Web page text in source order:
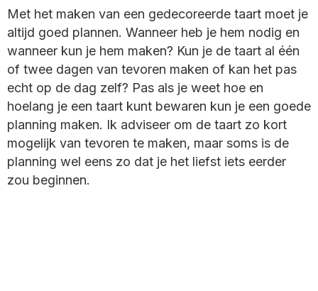
Met het maken van een gedecoreerde taart moet je
altijd goed plannen. Wanneer heb je hem nodig en
wanneer kun je hem maken? Kun je de taart al één
of twee dagen van tevoren maken of kan het pas
echt op de dag zelf? Pas als je weet hoe en
hoelang je een taart kunt bewaren kun je een goede
planning maken. Ik adviseer om de taart zo kort
mogelijk van tevoren te maken, maar soms is de
planning wel eens zo dat je het liefst iets eerder
zou beginnen.